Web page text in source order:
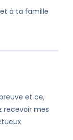
à ta famille
et ce,
recevoir mes